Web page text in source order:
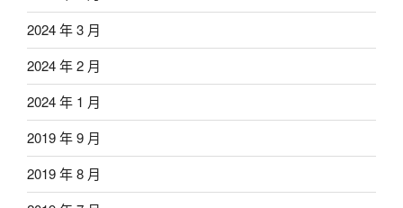
2024 年 3 月
2024 年 2 月
2024 年 1 月
2019 年 9 月
2019 年 8 月